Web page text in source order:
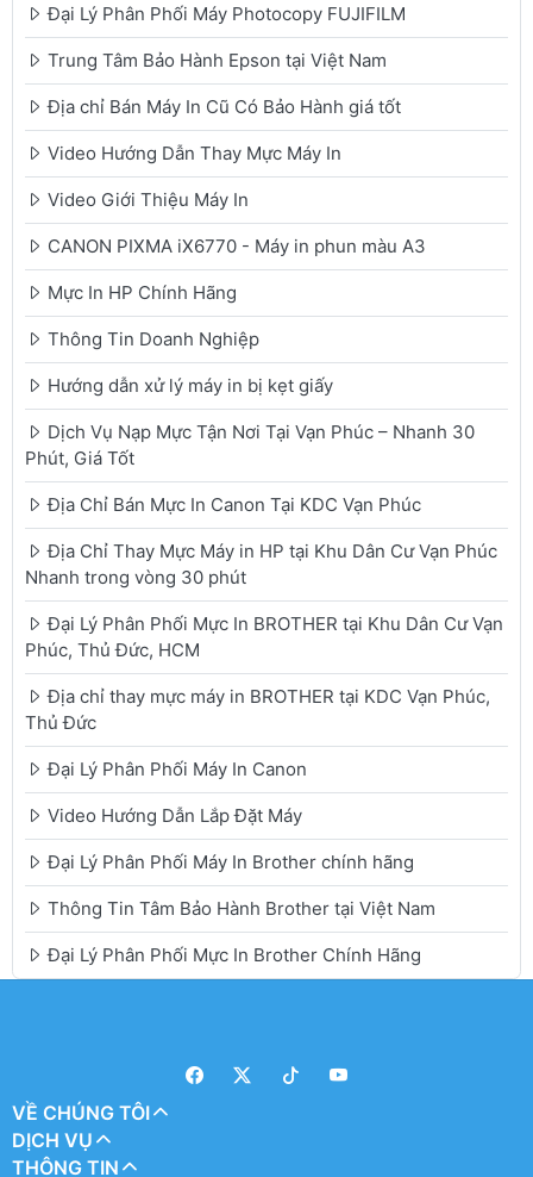
Đại Lý Phân Phối Máy Photocopy FUJIFILM
Trung Tâm Bảo Hành Epson tại Việt Nam
Địa chỉ Bán Máy In Cũ Có Bảo Hành giá tốt
Video Hướng Dẫn Thay Mực Máy In
Video Giới Thiệu Máy In
CANON PIXMA iX6770 - Máy in phun màu A3
Mực In HP Chính Hãng
Thông Tin Doanh Nghiệp
Hướng dẫn xử lý máy in bị kẹt giấy
Dịch Vụ Nạp Mực Tận Nơi Tại Vạn Phúc – Nhanh 30
Phút, Giá Tốt
Địa Chỉ Bán Mực In Canon Tại KDC Vạn Phúc
Địa Chỉ Thay Mực Máy in HP tại Khu Dân Cư Vạn Phúc
Nhanh trong vòng 30 phút
Đại Lý Phân Phối Mực In BROTHER tại Khu Dân Cư Vạn
Phúc, Thủ Đức, HCM
Địa chỉ thay mực máy in BROTHER tại KDC Vạn Phúc,
Thủ Đức
Đại Lý Phân Phối Máy In Canon
Video Hướng Dẫn Lắp Đặt Máy
Đại Lý Phân Phối Máy In Brother chính hãng
Thông Tin Tâm Bảo Hành Brother tại Việt Nam
Đại Lý Phân Phối Mực In Brother Chính Hãng
VỀ CHÚNG TÔI
DỊCH VỤ
THÔNG TIN